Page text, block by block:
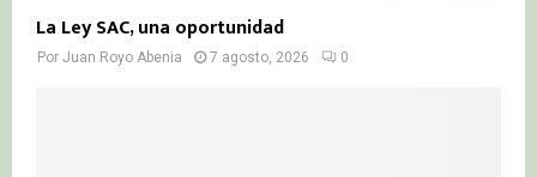
La Ley SAC, una oportunidad
Por Juan Royo Abenia 7 agosto, 2026 0